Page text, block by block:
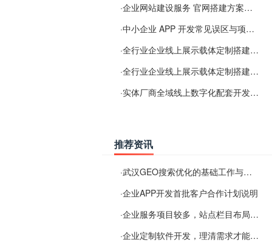
·企业网站建设服务 官网搭建方案经验分享
·中小企业 APP 开发常见误区与项目规划实用经验
·全行业企业线上展示载体定制搭建服务
·全行业企业线上展示载体定制搭建服务
·实体厂商全域线上数字化配套开发与地域检索优化服务
推荐资讯
·武汉GEO搜索优化的基础工作与实施思路
·企业APP开发首批客户合作计划说明
·企业服务项目较多，站点栏目布局规划参考思路
·企业定制软件开发，理清需求才能提升数字化落地效率